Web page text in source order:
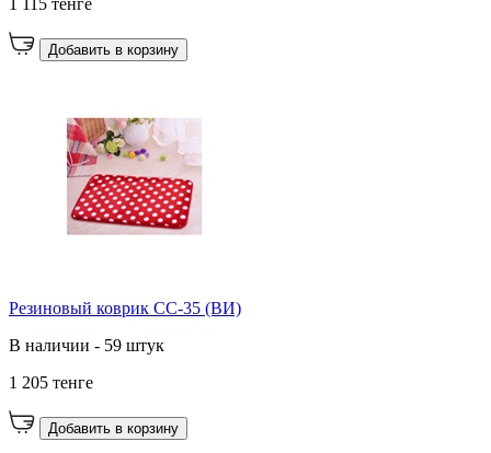
Добавить в корзину
Резиновый коврик CC-35 (ВИ)
В наличии - 59 штук
1 205 тенге
Добавить в корзину